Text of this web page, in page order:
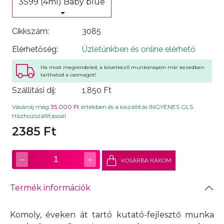
Cikkszám:
3085
Elérhetőség:
Üzletünkben és online elérhető
Ha most megrendeled, a következő munkanapon már kezedben
tarthatod a csomagot!
Szállítási díj: 1,850 Ft
Vásárolj még 35,000 Ft értékben és a kiszállítás INGYENES GLS
Házhozszállítással!
2385 Ft
− 1 + KOSÁRBA RAKOM
Termék információk
Komoly, éveken át tartó kutató-fejlesztő munka